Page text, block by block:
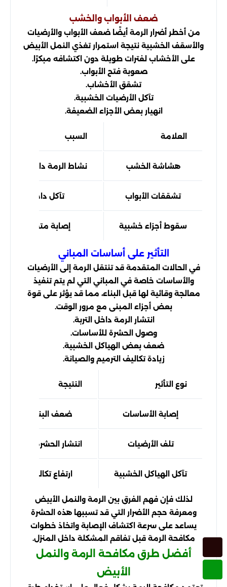
ضعف الأبواب والخشب
من أخطر أضرار الرمة أيضًا ضعف الأبواب والأرضيات
والأسقف الخشبية نتيجة استمرار تغذي النمل الأبيض
على الأخشاب لفترات طويلة دون اكتشافه مبكرًا.
صعوبة فتح الأبواب.
تشقق الأخشاب.
تآكل الأرضيات الخشبية.
انهيار بعض الأجزاء الضعيفة.
العلامة السبب
هشاشة الخشب نشاط الرمة داخل الألياف
تشققات الأبواب تآكل داخلي
سقوط أجزاء خشبية إصابة متقدمة
التأثير على أساسات المباني
في الحالات المتقدمة قد تنتقل الرمة إلى الأرضيات
والأساسات خاصة في المباني التي لم يتم تنفيذ
معالجة وقائية لها قبل البناء، مما قد يؤثر على قوة
بعض أجزاء المبنى مع مرور الوقت.
انتشار الرمة داخل التربة.
وصول الحشرة للأساسات.
ضعف بعض الهياكل الخشبية.
زيادة تكاليف الترميم والصيانة.
نوع التأثير النتيجة
إصابة الأساسات ضعف البنية الداخلية
تلف الأرضيات انتشار الحشرة داخل
تآكل الهياكل الخشبية ارتفاع تكاليف الإصلاح
لذلك فإن فهم الفرق بين الرمة والنمل الأبيض
ومعرفة حجم الأضرار التي قد تسببها هذه الحشرة
يساعد على سرعة اكتشاف الإصابة واتخاذ خطوات
مكافحة الرمة قبل تفاقم المشكلة داخل المنزل.
أفضل طرق مكافحة الرمة والنمل
الأبيض